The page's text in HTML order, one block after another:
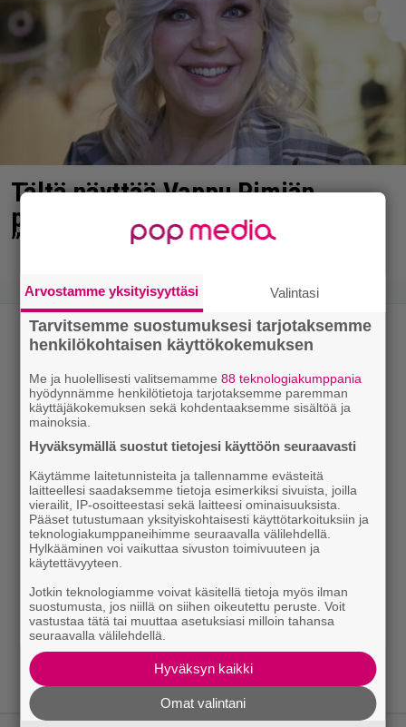
Tältä näyttää Vappu Pimiän
perhelomalla Portugalissa –
”Kaunis mekko”
Arvostamme yksityisyyttäsi Valintasi
Tarvitsemme suostumuksesi tarjotaksemme
henkilökohtaisen käyttökokemuksen
Me ja huolellisesti valitsemamme88 teknologiakumppania
hyödynnämme henkilötietoja tarjotaksemme paremman
käyttäjäkokemuksen sekä kohdentaaksemme sisältöä ja
mainoksia.
Hyväksymällä suostut tietojesi käyttöön seuraavasti
Käytämme laitetunnisteita ja tallennamme evästeitä
laitteellesi saadaksemme tietoja esimerkiksi sivuista, joilla
vierailit, IP-osoitteestasi sekä laitteesi ominaisuuksista.
Pääset tutustumaan yksityiskohtaisesti käyttötarkoituksiin ja
teknologiakumppaneihimme seuraavalla välilehdellä.
Hylkääminen voi vaikuttaa sivuston toimivuuteen ja
käytettävyyteen.
Jotkin teknologiamme voivat käsitellä tietoja myös ilman
suostumusta, jos niillä on siihen oikeutettu peruste. Voit
vastustaa tätä tai muuttaa asetuksiasi milloin tahansa
seuraavalla välilehdellä.
Hyväksyn kaikki
Omat valintani